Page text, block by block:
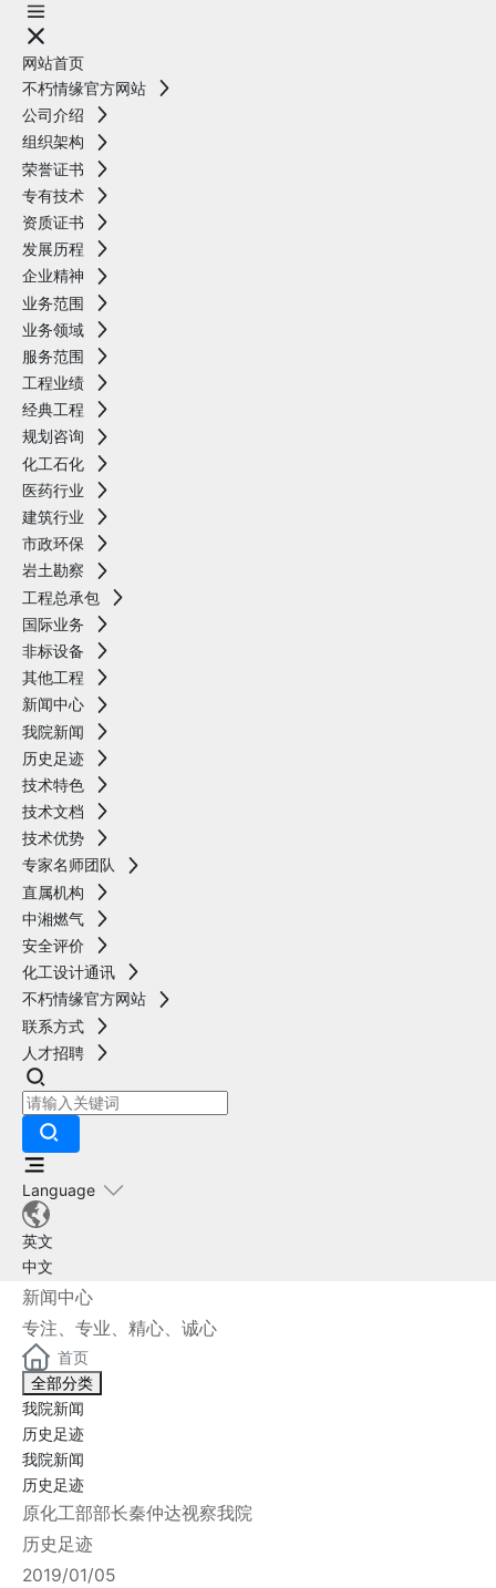
网站首页
不朽情缘官方网站
公司介绍
组织架构
荣誉证书
专有技术
资质证书
发展历程
企业精神
业务范围
业务领域
服务范围
工程业绩
经典工程
规划咨询
化工石化
医药行业
建筑行业
市政环保
岩土勘察
工程总承包
国际业务
非标设备
其他工程
新闻中心
我院新闻
历史足迹
技术特色
技术文档
技术优势
专家名师团队
直属机构
中湘燃气
安全评价
化工设计通讯
不朽情缘官方网站
联系方式
人才招聘
Language
英文
中文
新闻中心
专注、专业、精心、诚心
首页
全部分类
我院新闻
历史足迹
我院新闻
历史足迹
原化工部部长秦仲达视察我院
历史足迹
2019/01/05